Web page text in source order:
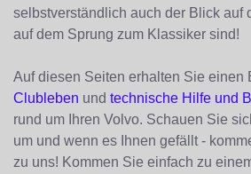
selbstverständlich auch der Blick auf
auf dem Sprung zum Klassiker sind!
Auf diesen Seiten erhalten Sie einen
Clubleben und technische Hilfe und
rund um Ihren Volvo. Schauen Sie
um und wenn es Ihnen gefällt -
zu uns! Kommen Sie einfach zu